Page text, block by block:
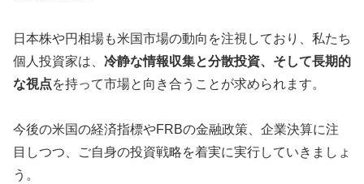
日本株や円相場も米国市場の動向を注視しており、私たち
個人投資家は、 冷静な情報収集と分散投資、そして長期的
な視点を持って市場と向き合うことが求められます。
今後の米国の経済指標やFRBの金融政策、企業決算に注
目しつつ、ご自身の投資戦略を着実に実行していきましょ
う。